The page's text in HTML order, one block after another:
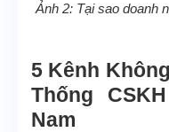
Ảnh 2: Tại sao doanh
5 Kênh
Thống
Nam